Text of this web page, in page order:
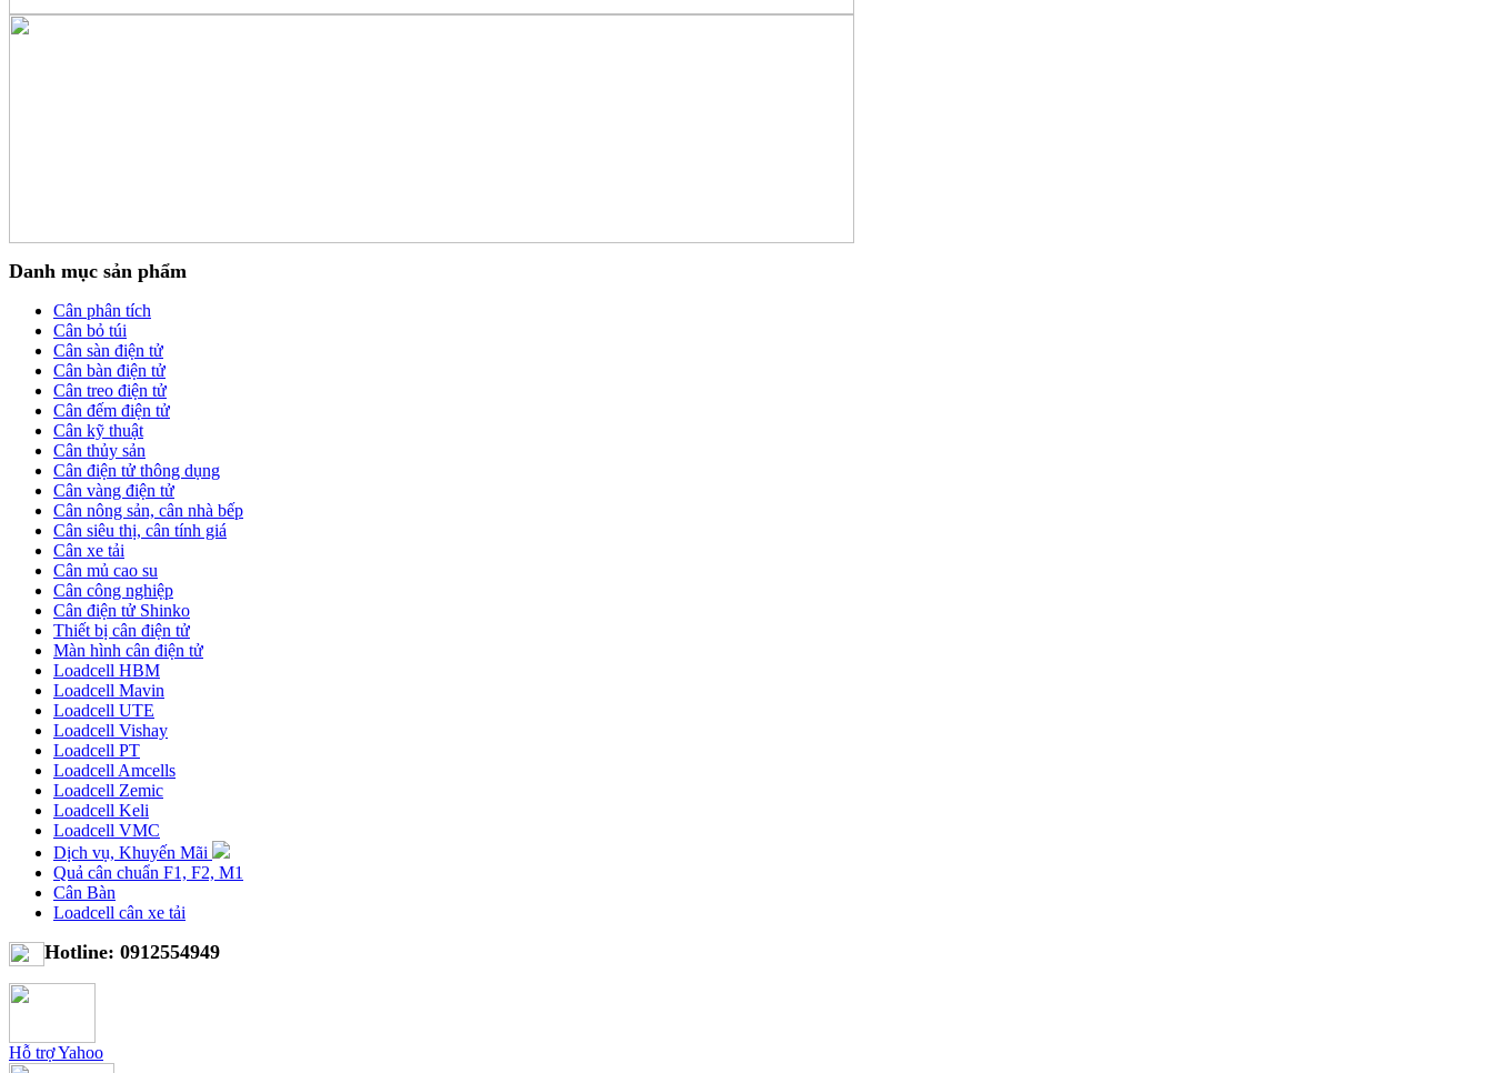
Danh mục sản phẩm
Cân phân tích
Cân bỏ túi
Cân sàn điện tử
Cân bàn điện tử
Cân treo điện tử
Cân đếm điện tử
Cân kỹ thuật
Cân thủy sản
Cân điện tử thông dụng
Cân vàng điện tử
Cân nông sản, cân nhà bếp
Cân siêu thị, cân tính giá
Cân xe tải
Cân mủ cao su
Cân công nghiệp
Cân điện tử Shinko
Thiết bị cân điện tử
Màn hình cân điện tử
Loadcell HBM
Loadcell Mavin
Loadcell UTE
Loadcell Vishay
Loadcell PT
Loadcell Amcells
Loadcell Zemic
Loadcell Keli
Loadcell VMC
Dịch vụ, Khuyến Mãi
Quả cân chuẩn F1, F2, M1
Cân Bàn
Loadcell cân xe tải
Hotline: 0912554949
Hỗ trợ Yahoo